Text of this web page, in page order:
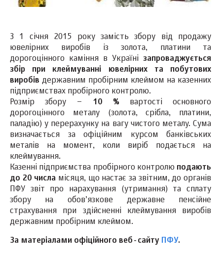
З 1 січня 2015 року замість збору від продажу
ювелірних виробів із золота, платини та
дорогоцінного каміння в Україні запроваджується
збір при клеймуванні ювелірних та побутових
виробів державним пробірним клеймом на казенних
підприємствах пробірного контролю.
Розмір збору – 10 % вартості основного
дорогоцінного металу (золота, срібла, платини,
паладію) у перерахунку на вагу чистого металу. Сума
визначається за офіційним курсом банківських
металів на момент, коли виріб подається на
клеймування.
Казенні підприємства пробірного контролю подають
до 20 числа місяця, що настає за звітним, до органів
ПФУ звіт про нарахування (утримання) та сплату
збору на обов’язкове державне пенсійне
страхування при здійсненні клеймування виробів
державним пробірним клеймом.
За матеріалами офіційного веб-сайту ПФУ.